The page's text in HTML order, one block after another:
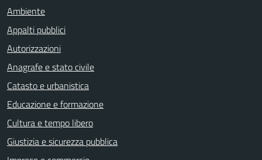
Ambiente
Appalti pubblici
Autorizzazioni
Anagrafe e stato civile
Catasto e urbanistica
Educazione e formazione
Cultura e tempo libero
Giustizia e sicurezza pubblica